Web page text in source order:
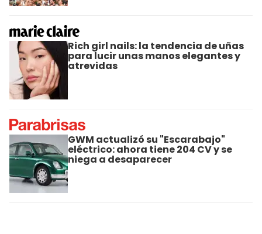
Rich girl nails: la tendencia de uñas
para lucir unas manos elegantes y
atrevidas
GWM actualizó su "Escarabajo"
eléctrico: ahora tiene 204 CV y se
niega a desaparecer